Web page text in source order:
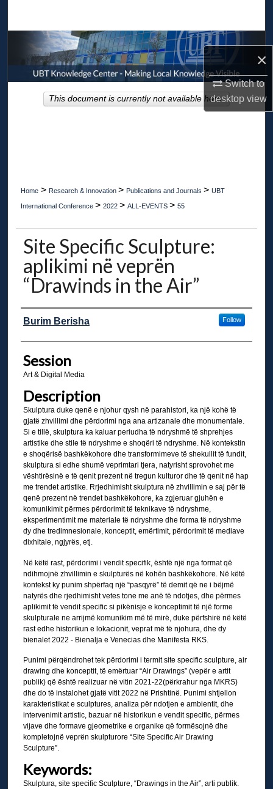
×
Switch to
desktopview
Browse Collections
My Account
About
Home > Research & Innovation > Publications and Journals > UBT
International Conference > 2022 > ALL-EVENTS > 55
Site Specific Sculpture:
aplikimi në veprën
“Drawinds in the Air”
Presenter Information
Burim Berisha Follow
Session
Art & Digital Media
Description
Skulptura duke qenë e njohur qysh në parahistori, ka një kohë të
gjatë zhvillimi dhe përdorimi nga ana artizanale dhe monumentale.
Si e tillë, skulptura ka kaluar periudha të ndryshmë të shprehjes
artistike dhe stile të ndryshme e shoqëri të ndryshme. Në kontekstin
e shoqërisë bashkëkohore dhe transformimeve të shekullit të fundit,
skulptura si edhe shumë veprimtari tjera, natyrisht sprovohet me
vështirësinë e të qenit prezent në tregun kulturor dhe të qenit në hap
me trendet artistike. Rrjedhimisht skulptura në zhvillimin e saj për të
qenë prezent në trendet bashkëkohore, ka zgjeruar gjuhën e
komunikimit përmes përdorimit të teknikave të ndryshme,
eksperimentimit me materiale të ndryshme dhe forma të ndryshme
dy dhe tredimnesionale, konceptit, emërtimit, përdorimit të mediave
dixhitale, ngjyrës, etj.
Në këtë rast, përdorimi i vendit specifik, është një nga format që
ndihmojnë zhvillimin e skulpturës në kohën bashkëkohore. Në këtë
kontekst ky punim shpërfaq një “pasqyrë” të demit që ne i bëjmë
natyrës dhe rjedhimisht vetes tone me anë të ndotjes, dhe përmes
aplikimit të vendit specific si pikënisje e konceptimit të një forme
skulpturale ne arrijmë komunikim më të mirë, duke përfshirë në këtë
rast edhe historikun e lokacionit, veprat më të njohura, dhe dy
bienalet 2022 - Bienalja e Venecias dhe Manifesta RKS.
Punimi përqëndrohet tek përdorimi i termit site specific sculpture, air
drawing dhe konceptit, të emërtuar “Air Drawings” (vepër e artit
publik) që është realizuar në vitin 2021-22(përkrahur nga MKRS)
dhe do të instalohet gjatë vitit 2022 në Prishtinë. Punimi shtjellon
karakteristikat e sculptures, analiza për ndotjen e ambientit, dhe
intervenimit artistic, bazuar në historikun e vendit specific, përmes
vijave dhe formave gjeometrike e organike që formësojnë dhe
kompletojnë veprën skulpturore “Site Specific Air Drawing
Sculpture”.
Keywords:
Skulptura, site specific Sculpture, “Drawings in the Air”, arti publik.
This document is currently not available here.